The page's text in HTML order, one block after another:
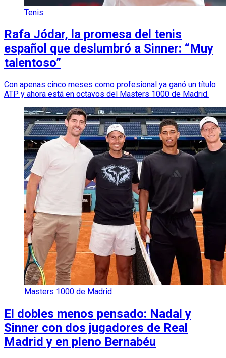
Tenis
Rafa Jódar, la promesa del tenis
español que deslumbró a Sinner: “Muy
talentoso”
Con apenas cinco meses como profesional ya ganó un título
ATP y ahora está en octavos del Masters 1000 de Madrid.
Masters 1000 de Madrid
El dobles menos pensado: Nadal y
Sinner con dos jugadores de Real
Madrid y en pleno Bernabéu